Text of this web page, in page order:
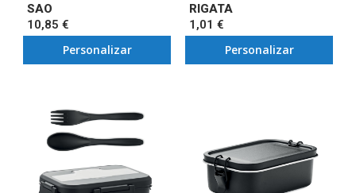
SAO
10,85 €
Personalizar
RIGATA
1,01 €
Personalizar